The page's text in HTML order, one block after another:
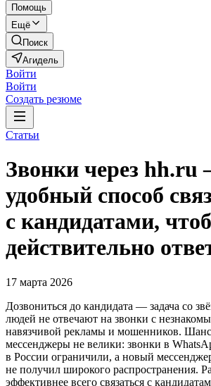
Помощь
Ещё
Поиск
Агидель
Войти
Войти
Создать резюме
Статьи
Звонки через
удобный способ
с кандидатами,
действительно
17 марта 2026
Дозвониться до кандидата — задача со
людей не отвечают на звонки с
навязчивой рекламы и мошенников.
мессенджеры не велики: звонки в
в России ограничили, а новый
не получил широкого распространения.
эффективнее всего связаться с